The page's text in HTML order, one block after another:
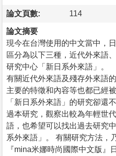
論文頁數: 114
論文摘要
現今在台灣使用的中文當中，
區分為以下三種，近代外來語
研究中心「新日系外來語」。
有關近代外來語及殘存外來語
主要的特徵和內容等也都已經
「新日系外來語」的研究卻還
過本研究，觀察出較為年輕世
語，也希望可以找出過去研究
系外來語」。 有關研究方法，
『mina米娜時尚國際中文版』